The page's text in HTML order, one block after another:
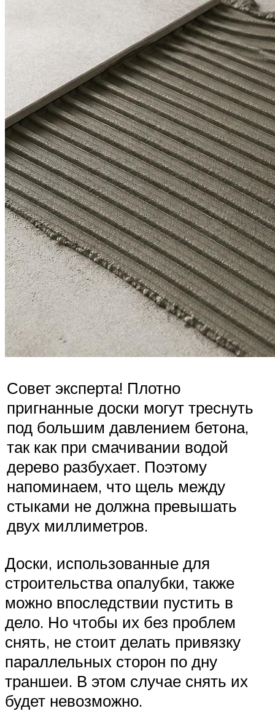
Совет эксперта! Плотно
пригнанные доски могут треснуть
под большим давлением бетона,
так как при смачивании водой
дерево разбухает. Поэтому
напоминаем, что щель между
стыками не должна превышать
двух миллиметров.
Доски, использованные для
строительства опалубки, также
можно впоследствии пустить в
дело. Но чтобы их без проблем
снять, не стоит делать привязку
параллельных сторон по дну
траншеи. В этом случае снять их
будет невозможно.